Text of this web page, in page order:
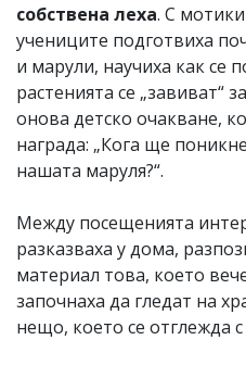
собствена леха. С
учениците подготвиха
и марули, научиха как се
растенията се „завиват“
онова детско очакване,
награда: „Кога ще
нашата маруля?“.
Между посещенията
разказваха у дома,
материал това, което
започнаха да гледат на
нещо, което се отглежда